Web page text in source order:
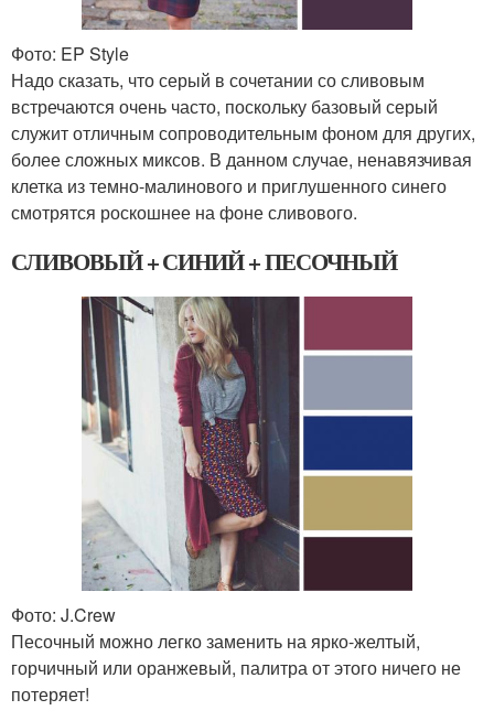
Фото: EP Style
Надо сказать, что серый в сочетании со сливовым
встречаются очень часто, поскольку базовый серый
служит отличным сопроводительным фоном для других,
более сложных миксов. В данном случае, ненавязчивая
клетка из темно-малинового и приглушенного синего
смотрятся роскошнее на фоне сливового.
СЛИВОВЫЙ + СИНИЙ + ПЕСОЧНЫЙ
Фото: J.Crew
Песочный можно легко заменить на ярко-желтый,
горчичный или оранжевый, палитра от этого ничего не
потеряет!